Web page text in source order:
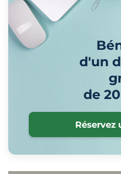
d'un
de
Réservez